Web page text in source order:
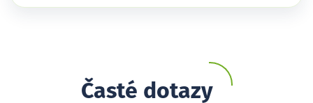
Časté dotazy